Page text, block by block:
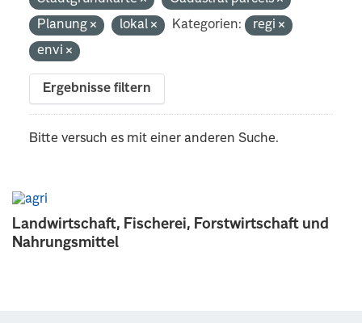
Landwirtschaft, Fischerei, Forstwirtschaft und
Nahrungsmittel
Planung
lokal Kategorien:
regi
envi
Ergebnisse filtern
Bitte versuch es mit einer anderen Suche.